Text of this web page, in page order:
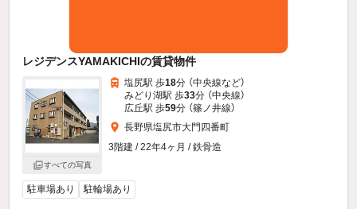
レジデンスYAMAKICHIの賃貸物件
すべての写真
塩尻駅 歩18分 （中央線など）
みどり湖駅 歩33分 （中央線）
広丘駅 歩59分 （篠ノ井線）
長野県塩尻市大門四番町
3階建 / 22年4ヶ月 / 鉄骨造
駐車場あり 駐輪場あり